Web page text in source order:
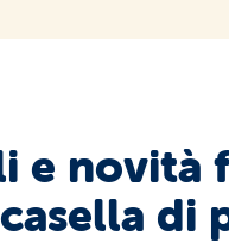
e novità
di